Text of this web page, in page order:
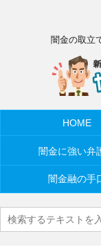
闇金の取立
HOME
闇金に強い弁
闇金融の手